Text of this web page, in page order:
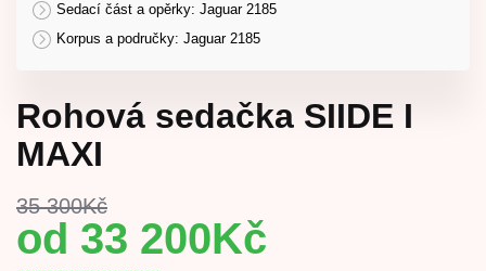
Sedací část a opěrky: Jaguar 2185
Korpus a područky: Jaguar 2185
Rohová sedačka SIIDE I
MAXI
35 300Kč
33 200Kč